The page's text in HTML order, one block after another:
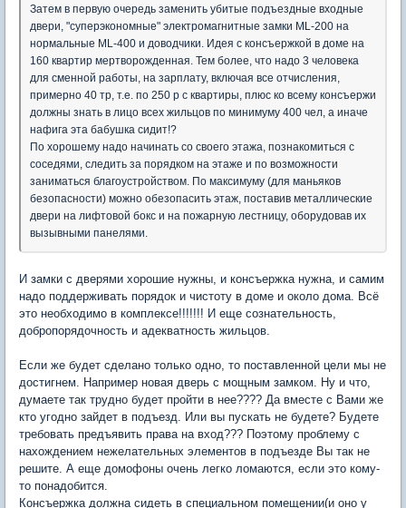
Затем в первую очередь заменить убитые подъездные входные
двери, "суперэкономные" электромагнитные замки ML-200 на
нормальные ML-400 и доводчики. Идея с консъержкой в доме на
160 квартир мертворожденная. Тем более, что надо 3 человека
для сменной работы, на зарплату, включая все отчисления,
примерно 40 тр, т.е. по 250 р с квартиры, плюс ко всему консъержи
должны знать в лицо всех жильцов по минимуму 400 чел, а иначе
нафига эта бабушка сидит!?
По хорошему надо начинать со своего этажа, познакомиться с
соседями, следить за порядком на этаже и по возможности
заниматься благоустройством. По максимуму (для маньяков
безопасности) можно обезопасить этаж, поставив металлические
двери на лифтовой бокс и на пожарную лестницу, оборудовав их
вызывными панелями.
И замки с дверями хорошие нужны, и консъержка нужна, и самим
надо поддерживать порядок и чистоту в доме и около дома. Всё
это необходимо в комплексе!!!!!!! И еще сознательность,
добропорядочность и адекватность жильцов.
Если же будет сделано только одно, то поставленной цели мы не
достигнем. Например новая дверь с мощным замком. Ну и что,
думаете так трудно будет пройти в нее???? Да вместе с Вами же
кто угодно зайдет в подъезд. Или вы пускать не будете? Будете
требовать предъявить права на вход??? Поэтому проблему с
нахождением нежелательных элементов в подъезде Вы так не
решите. А еще домофоны очень легко ломаются, если это кому-
то понадобится.
Консъержка должна сидеть в специальном помещении(и оно у